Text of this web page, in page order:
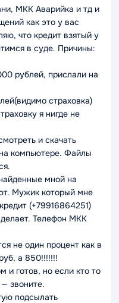
МКК Аварийка и тд и
как это у вас
что кредит взятый у
в суде. Причины:
рублей, прислали на
страховка)
я нигде не
и скачать
компьютере. Файлы
мной на
Мужик который мне
(+79916864251)
Телефон МКК
не один процент как в
а 850!!!!!!!
и готов, но если кто то
звоните.
подсылать